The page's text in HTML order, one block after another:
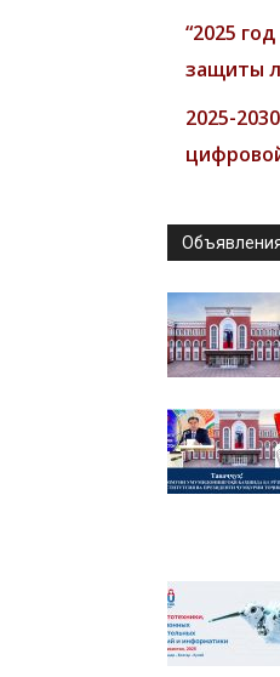
“2025
защиты
2025-